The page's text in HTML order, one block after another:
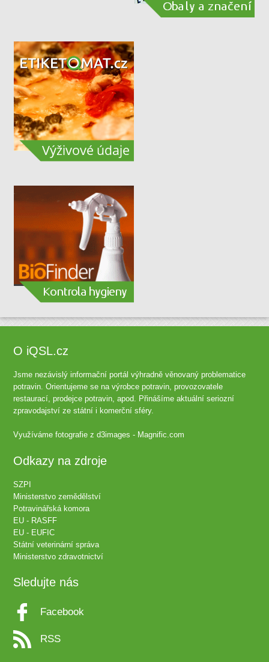
O iQSL.cz
Jsme nezávislý informační portál výhradně věnovaný problematice
potravin. Orientujeme se na výrobce potravin, provozovatele
restaurací, prodejce potravin, apod. Přinášíme aktuální seriozní
zpravodajství ze státní i komerční sféry.
Využíváme fotografie zd3images - Magnific.com
Odkazy na zdroje
SZPI
Ministerstvo zemědělství
Potravinářská komora
EU - RASFF
EU - EUFIC
Státní veterinární správa
Ministerstvo zdravotnictví
Sledujte nás
Facebook
RSS